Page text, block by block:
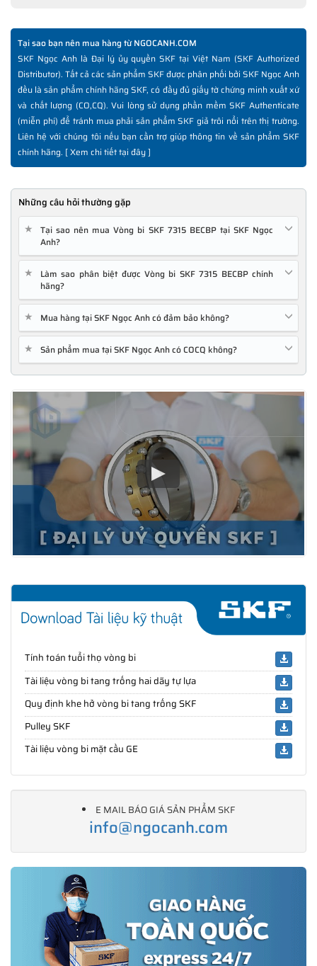
Tại sao bạn nên mua hàng từ NGOCANH.COM
SKF Ngọc Anh là Đại lý ủy quyền SKF tại Việt Nam (SKF Authorized
Distributor). Tất cả các sản phẩm SKF được phân phối bởi SKF Ngọc Anh
đều là sản phẩm chính hãng SKF, có đầy đủ giấy tờ chứng minh xuất xứ
và chất lượng (CO,CQ). Vui lòng sử dụng phần mềm SKF Authenticate
(miễn phí) để tránh mua phải sản phẩm SKF giả trôi nổi trên thị trường.
Liên hệ với chúng tôi nếu bạn cần trợ giúp thông tin về sản phẩm SKF
chính hãng. [Xem chi tiết tại đây]
Những câu hỏi thường gặp
★
Tại sao nên mua Vòng bi SKF 7315 BECBP tại SKF Ngọc
Anh?
★
Làm sao phân biệt được Vòng bi SKF 7315 BECBP chính
hãng?
★ Mua hàng tại SKF Ngọc Anh có đảm bảo không?
★ Sản phẩm mua tại SKF Ngọc Anh có COCQ không?
Tính toán tuổi thọ vòng bi
Tài liệu vòng bi tang trống hai dãy tự lựa
Quy định khe hở vòng bi tang trống SKF
Pulley SKF
Tài liệu vòng bi mặt cầu GE
E MAIL BÁO GIÁ SẢN PHẨM SKF
info@ngocanh.com